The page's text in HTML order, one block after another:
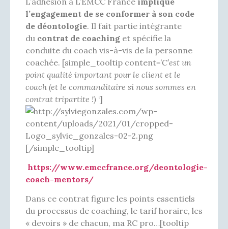
l’engagement de se conformer à son code
de déontologie. Il fait partie intégrante
du contrat de coaching et spécifie la
conduite du coach vis-à-vis de la personne
coachée. [simple_tooltip content=’C’est un
point qualité important pour le client et le
coach (et le commanditaire si nous sommes en
contrat tripartite !) ‘]
[/simple_tooltip]
https://www.emccfrance.org/deontologie-
coach-mentors/
Dans ce contrat figure les points essentiels
du processus de coaching, le tarif horaire, les
« devoirs » de chacun, ma RC pro…[tooltip